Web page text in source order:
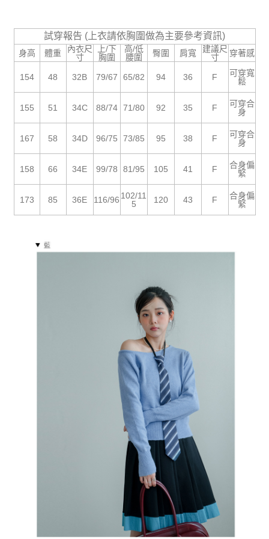
試穿報告 (上衣請依胸圍做為主要參考資訊)
身高 體重
內衣尺
寸
上/下
胸圍
高/低
腰圍
臀圍 肩寬
建議尺
寸
穿著感
154 48 32B 79/67 65/82 94 36 F
可穿寬
鬆
155 51 34C 88/74 71/80 92 35 F
可穿合
身
167 58 34D 96/75 73/85 95 38 F
可穿合
身
158 66 34E 99/78 81/95 105 41 F
合身偏
緊
173 85 36E 116/96 102/11
5
120 43 F
合身偏
緊